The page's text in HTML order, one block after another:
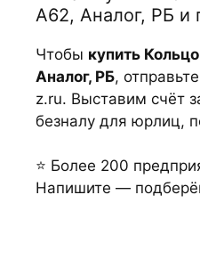
А62, Аналог, РБ и
Чтобы купить
Аналог, РБ,
z.ru. Выставим счёт
безналу для юрлиц,
⭐ Более 200
Напишите —